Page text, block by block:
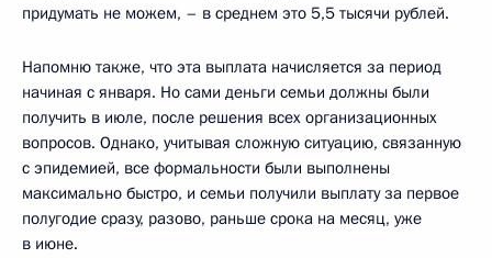
придумать не можем, – в среднем это 5,5 тысячи рублей.
Напомню также, что эта выплата начисляется за период
начиная с января. Но сами деньги семьи должны были
получить в июле, после решения всех организационных
вопросов. Однако, учитывая сложную ситуацию, связанную
с эпидемией, все формальности были выполнены
максимально быстро, и семьи получили выплату за первое
полугодие сразу, разово, раньше срока на месяц, уже
в июне.